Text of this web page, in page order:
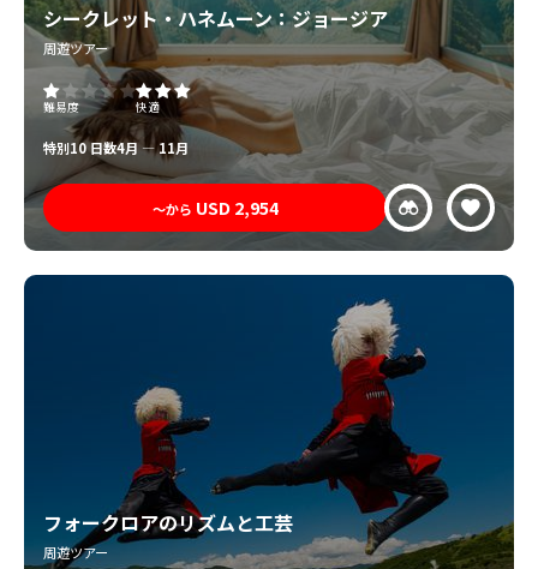
シークレット・ハネムーン：ジョージア
周遊ツアー
難易度 快適
特別10 日数4月 — 11月
〜から USD 2,954
フォークロアのリズムと工芸
周遊ツアー